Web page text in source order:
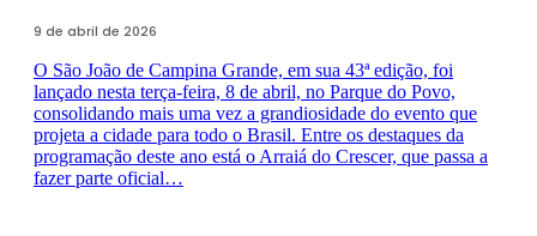
9 de abril de 2026
O São João de Campina Grande, em sua 43ª edição, foi
lançado nesta terça-feira, 8 de abril, no Parque do Povo,
consolidando mais uma vez a grandiosidade do evento que
projeta a cidade para todo o Brasil. Entre os destaques da
programação deste ano está o Arraiá do Crescer, que passa a
fazer parte oficial…